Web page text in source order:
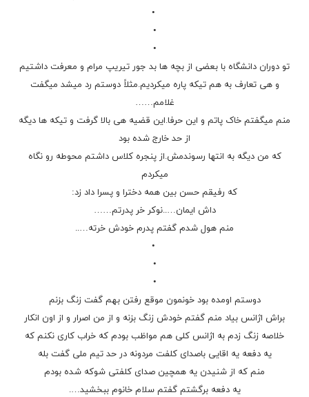
•
•
•
تو دوران دانشگاه با بعضی از بچه ها بد جور تیریپ مرام و معرفت داشتیم
و هی تعارف به هم تیکه پاره میکردیم.مثلاً دوستم رد میشد میگفت
غلامم……
منم میگفتم خاک پاتم و این حرفا.این قضیه هی بالا گرفت و تیکه ها دیگه
از حد خارج شده بود
که من دیگه به انتها رسوندمش.از پنجره کلاس داشتم محوطه رو نگاه
میکردم
که رفیقم حسن بین همه دخترا و پسرا داد زد:
داش ایمان…..نوکر خر پدرتم……
منم هول شدم گفتم پدرم خودش خرته…..
•
•
•
دوستم اومده بود خونمون موقع رفتن بهم گفت زنگ بزنم
براش اژانس بیاد منم گفتم خودش زنگ بزنه و از من اصرار و از اون انکار
خلاصه زنگ زدم به اژانس کلی هم مواظب بودم که خراب کاری نکنم که
یه دفعه یه اقایی باصدای کلفت مردونه در حد تیم ملی گفت بله
منم که از شنیدن یه همچین صدای کلفتی شوکه شده بودم
یه دفعه برگشتم گفتم سلام خانوم ببخشید….